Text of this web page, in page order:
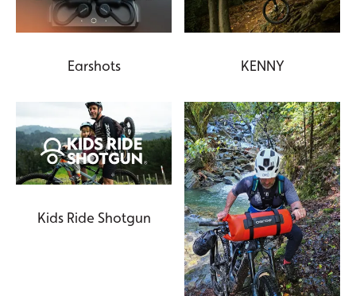
Earshots KENNY
Kids Ride Shotgun